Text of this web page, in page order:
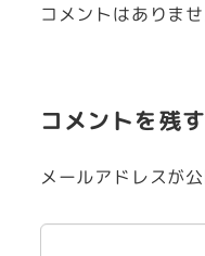
コメントはありませ
コメントを残す
メールアドレスが